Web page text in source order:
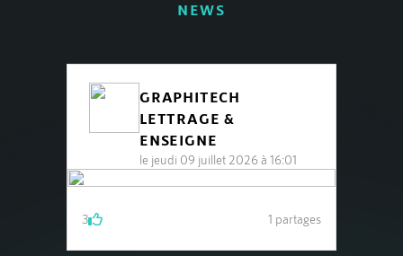
NEWS
GRAPHITECH
LETTRAGE &
ENSEIGNE
le jeudi 09 juillet 2026 à 16:01
3 1 partages